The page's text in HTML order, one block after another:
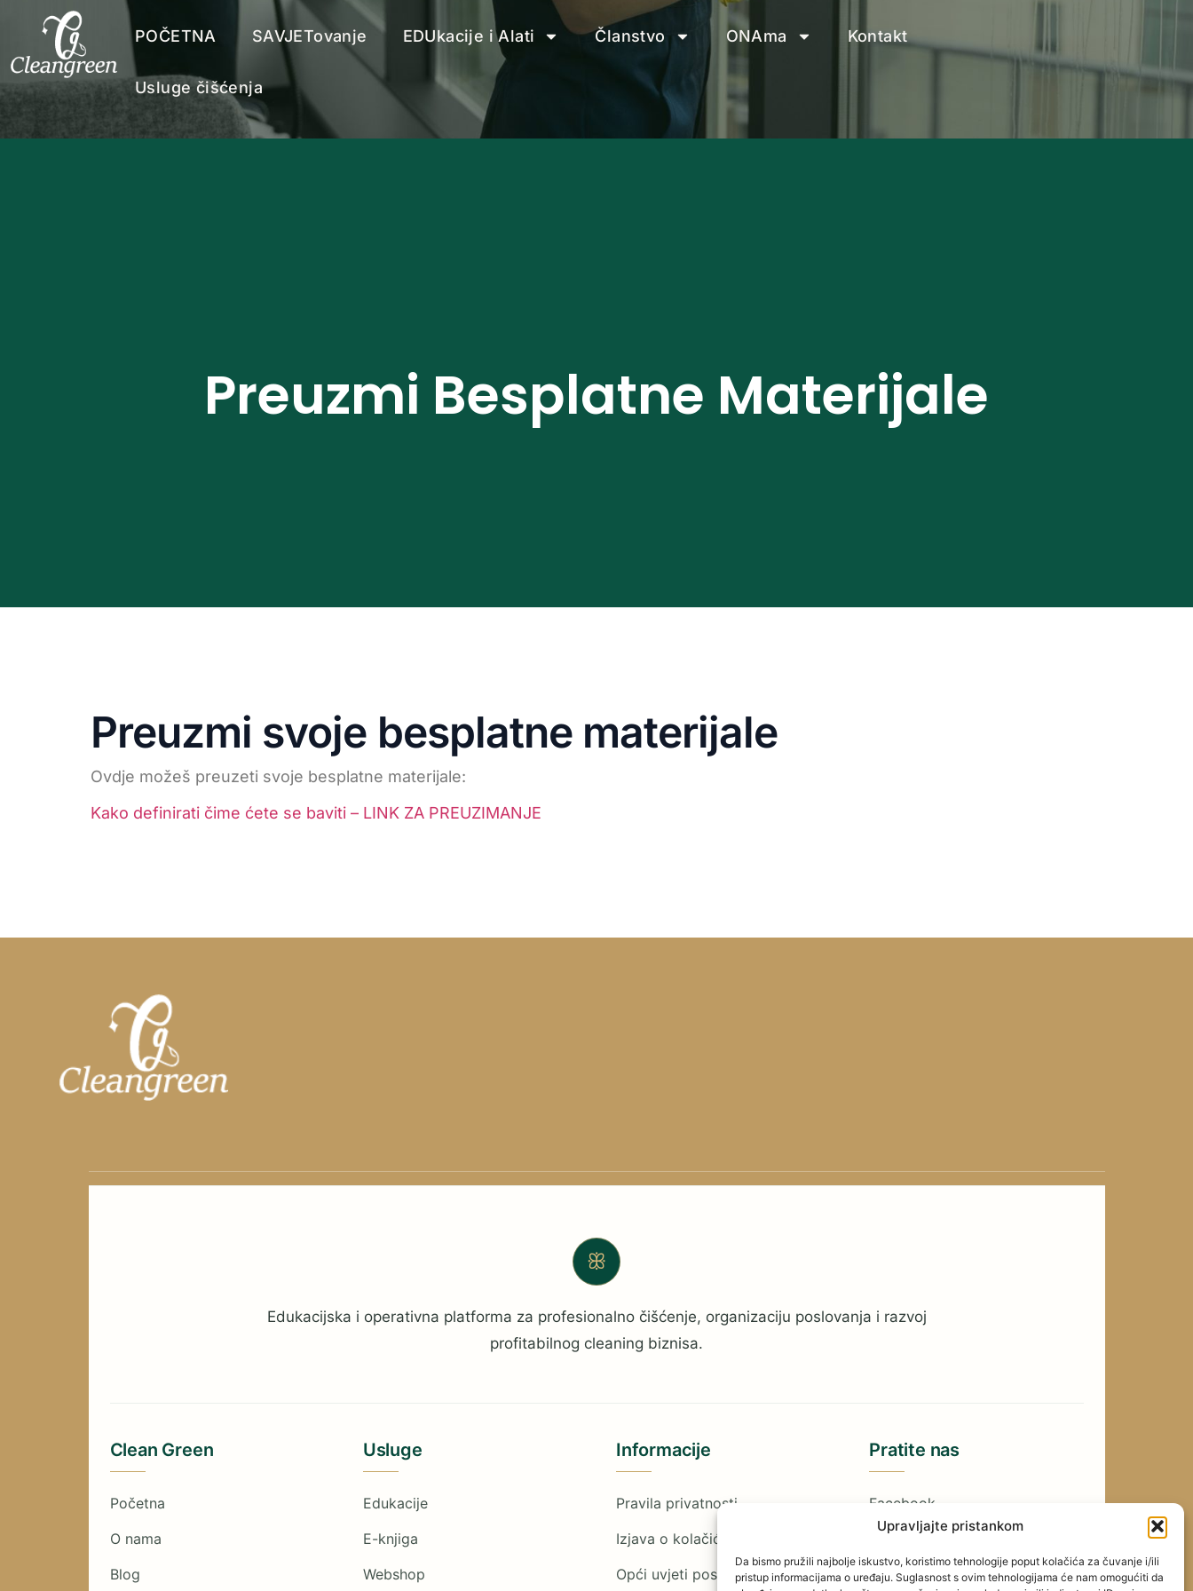
Upravljajte pristankom
Da bismo pružili najbolje iskustvo, koristimo tehnologije poput kolačića za čuvanje i/ili
pristup informacijama o uređaju. Suglasnost s ovim tehnologijama će nam omogućiti da
POČETNA SAVJETovanje EDUkacije i Alati Članstvo ONAma Kontakt
Usluge čišćenja
Preuzmi Besplatne Materijale
Preuzmi svoje besplatne materijale
Ovdje možeš preuzeti svoje besplatne materijale:
Kako definirati čime ćete se baviti – LINK ZA PREUZIMANJE
ꕥ
Edukacijska i operativna platforma za profesionalno čišćenje, organizaciju poslovanja i razvoj
profitabilnog cleaning biznisa.
Clean Green
Početna
O nama
Blog
Usluge
Edukacije
E-knjiga
Webshop
Informacije
Pravila privatnosti
Izjava o kolačićima
Opći uvjeti poslovanja
Pratite nas
Facebook
YouTube
Instagram